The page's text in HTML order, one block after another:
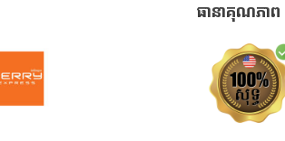
ធានាគុណភាព